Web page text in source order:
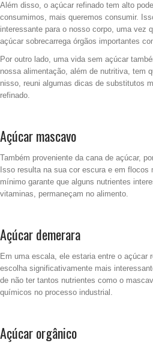
Além disso, o açúcar refinado tem alto
consumimos, mais queremos consumir.
interessante para o nosso corpo, uma vez
açúcar sobrecarrega órgãos importantes
Por outro lado, uma vida sem açúcar
nossa alimentação, além de nutritiva, tem
nisso, reuni algumas dicas de substitutos
refinado.
Açúcar mascavo
Também proveniente da cana de açúcar,
Isso resulta na sua cor escura e em flocos
mínimo garante que alguns nutrientes
vitaminas, permaneçam no alimento.
Açúcar demerara
Em uma escala, ele estaria entre o açúcar
escolha significativamente mais
de não ter tantos nutrientes como o
químicos no processo industrial.
Açúcar orgânico